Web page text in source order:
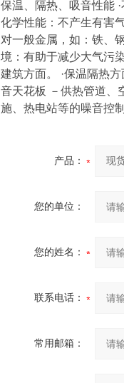
保温、隔热、吸音性能
化学性能：不产生有害
对一般金属，如：铁、
境：有助于减少大气污
建筑方面。 ·保温隔热
音天花板 －供热管道、
施、热电站等的噪音
产品：
您的单位：
您的姓名：
联系电话：
常用邮箱：